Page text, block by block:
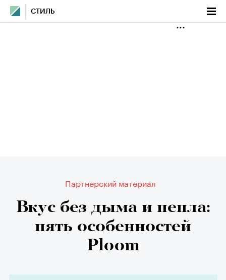
СТИЛЬ
Партнерский материал
Вкус без дыма и пепла:
пять особенностей
Ploom